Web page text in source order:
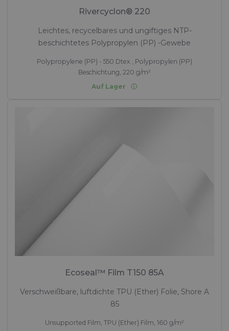
Rivercyclon® 220
Leichtes, recycelbares und ungiftiges NTP-
beschichtetes Polypropylen (PP) -Gewebe
Polypropylene (PP) - 550 Dtex , Polypropylen (PP)
Beschichtung, 220 g/m²
Auf Lager
Ecoseal™ Film T150 85A
Verschweißbare, luftdichte TPU (Ether) Folie, Shore A
85
Unsupported Film, TPU (Ether) Film, 160 g/m²